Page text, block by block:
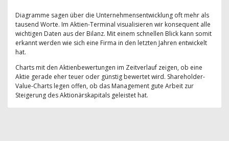
Diagramme sagen über die Unternehmensentwicklung oft mehr als
tausend Worte. Im Aktien-Terminal visualisieren wir konsequent alle
wichtigen Daten aus der Bilanz. Mit einem schnellen Blick kann somit
erkannt werden wie sich eine Firma in den letzten Jahren entwickelt
hat.
Charts mit den Aktienbewertungen im Zeitverlauf zeigen, ob eine
Aktie gerade eher teuer oder günstig bewertet wird. Shareholder-
Value-Charts legen offen, ob das Management gute Arbeit zur
Steigerung des Aktionärskapitals geleistet hat.